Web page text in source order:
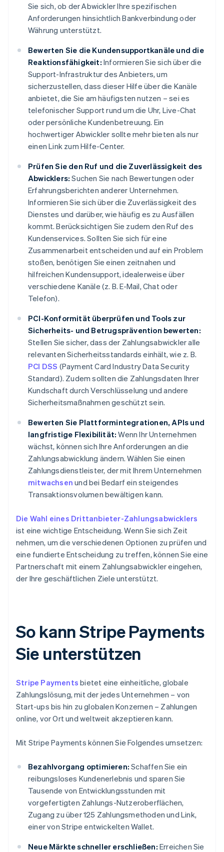
Sie sich, ob der Abwickler Ihre spezifischen
Anforderungen hinsichtlich Bankverbindung oder
Währung unterstützt.
Bewerten Sie die Kundensupportkanäle und die
Reaktionsfähigkeit: Informieren Sie sich über die
Support-Infrastruktur des Anbieters, um
sicherzustellen, dass dieser Hilfe über die Kanäle
anbietet, die Sie am häufigsten nutzen – sei es
telefonischer Support rund um die Uhr, Live-Chat
oder persönliche Kundenbetreuung. Ein
hochwertiger Abwickler sollte mehr bieten als nur
einen Link zum Hilfe-Center.
Prüfen Sie den Ruf und die Zuverlässigkeit des
Abwicklers: Suchen Sie nach Bewertungen oder
Erfahrungsberichten anderer Unternehmen.
Informieren Sie sich über die Zuverlässigkeit des
Dienstes und darüber, wie häufig es zu Ausfällen
kommt. Berücksichtigen Sie zudem den Ruf des
Kundenservices. Sollten Sie sich für eine
Zusammenarbeit entscheiden und auf ein Problem
stoßen, benötigen Sie einen zeitnahen und
hilfreichen Kundensupport, idealerweise über
verschiedene Kanäle (z. B. E-Mail, Chat oder
Telefon).
PCI-Konformität überprüfen und Tools zur
Sicherheits- und Betrugsprävention bewerten:
Stellen Sie sicher, dass der Zahlungsabwickler alle
relevanten Sicherheitsstandards einhält, wie z. B.
PCI DSS (Payment Card Industry Data Security
Standard). Zudem sollten die Zahlungsdaten Ihrer
Kundschaft durch Verschlüsselung und andere
Sicherheitsmaßnahmen geschützt sein.
Bewerten Sie Plattformintegrationen, APIs und
langfristige Flexibilität: Wenn Ihr Unternehmen
wächst, können sich Ihre Anforderungen an die
Zahlungsabwicklung ändern. Wählen Sie einen
Zahlungsdienstleister, der mit Ihrem Unternehmen
mitwachsen und bei Bedarf ein steigendes
Transaktionsvolumen bewältigen kann.
Die Wahl eines Drittanbieter-Zahlungsabwicklers
ist eine wichtige Entscheidung. Wenn Sie sich Zeit
nehmen, um die verschiedenen Optionen zu prüfen und
eine fundierte Entscheidung zu treffen, können Sie eine
Partnerschaft mit einem Zahlungsabwickler eingehen,
der Ihre geschäftlichen Ziele unterstützt.
So kann Stripe Payments
Sie unterstützen
Stripe Payments bietet eine einheitliche, globale
Zahlungslösung, mit der jedes Unternehmen – von
Start-ups bis hin zu globalen Konzernen – Zahlungen
online, vor Ort und weltweit akzeptieren kann.
Mit Stripe Payments können Sie Folgendes umsetzen:
Bezahlvorgang optimieren: Schaffen Sie ein
reibungsloses Kundenerlebnis und sparen Sie
Tausende von Entwicklungsstunden mit
vorgefertigten Zahlungs-Nutzeroberflächen,
Zugang zu über 125 Zahlungsmethoden und Link,
einer von Stripe entwickelten Wallet.
Neue Märkte schneller erschließen: Erreichen Sie